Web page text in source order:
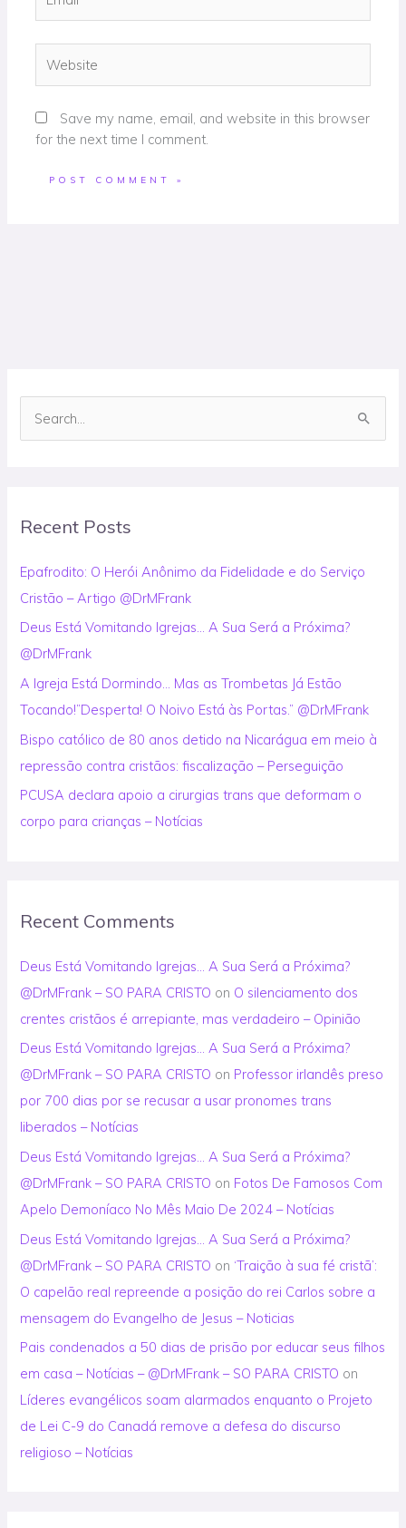
c
f
o
r
:
Recent Posts
Epafrodito: O Herói Anônimo da Fidelidade e do Serviço
Cristão – Artigo @DrMFrank
Deus Está Vomitando Igrejas… A Sua Será a Próxima?
@DrMFrank
A Igreja Está Dormindo… Mas as Trombetas Já Estão
Tocando!”Desperta! O Noivo Está às Portas.” @DrMFrank
Bispo católico de 80 anos detido na Nicarágua em meio à
repressão contra cristãos: fiscalização – Perseguição
PCUSA declara apoio a cirurgias trans que deformam o
corpo para crianças – Notícias
Recent Comments
Deus Está Vomitando Igrejas… A Sua Será a Próxima?
@DrMFrank – SO PARA CRISTO on O silenciamento dos
crentes cristãos é arrepiante, mas verdadeiro – Opinião
Deus Está Vomitando Igrejas… A Sua Será a Próxima?
@DrMFrank – SO PARA CRISTO on Professor irlandês preso
por 700 dias por se recusar a usar pronomes trans
liberados – Notícias
Deus Está Vomitando Igrejas… A Sua Será a Próxima?
@DrMFrank – SO PARA CRISTO on Fotos De Famosos Com
Apelo Demoníaco No Mês Maio De 2024 – Notícias
Deus Está Vomitando Igrejas… A Sua Será a Próxima?
@DrMFrank – SO PARA CRISTO on ‘Traição à sua fé cristã’:
O capelão real repreende a posição do rei Carlos sobre a
mensagem do Evangelho de Jesus – Noticias
Pais condenados a 50 dias de prisão por educar seus filhos
em casa – Notícias – @DrMFrank – SO PARA CRISTO on
Líderes evangélicos soam alarmados enquanto o Projeto
de Lei C-9 do Canadá remove a defesa do discurso
religioso – Notícias
Save my name, email, and website in this browser
for the next time I comment.